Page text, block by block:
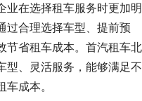
业在选择租车服务时更加明
过合理选择车型、提前预
节省租车成本。首汽租车北
型、灵活服务，能够满足不
成本。